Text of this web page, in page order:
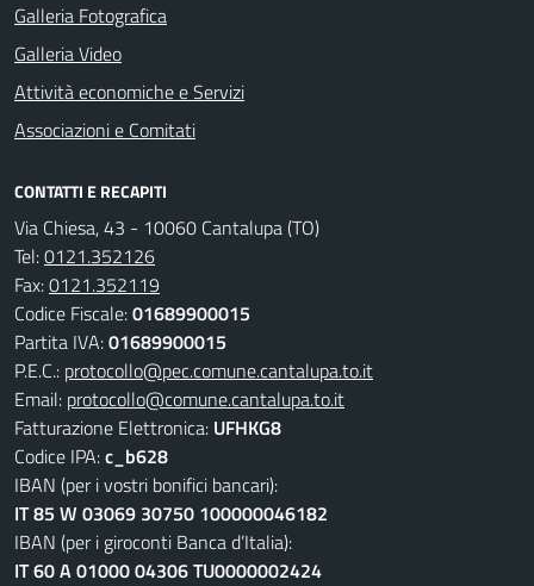
Galleria Fotografica
Galleria Video
Attività economiche e Servizi
Associazioni e Comitati
CONTATTI E RECAPITI
Via Chiesa, 43 - 10060 Cantalupa (TO)
Tel:0121.352126
Fax:0121.352119
Codice Fiscale:01689900015
Partita IVA:01689900015
P.E.C.: protocollo@pec.comune.cantalupa.to.it
Email: protocollo@comune.cantalupa.to.it
Fatturazione Elettronica: UFHKG8
Codice IPA:c_b628
IBAN (per i vostri bonifici bancari):
IT 85 W 03069 30750 100000046182
IBAN (per i giroconti Banca d’Italia):
IT 60 A 01000 04306 TU0000002424